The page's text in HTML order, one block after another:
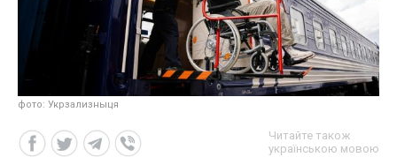
фото: Укрзализныця
Читайте також
українською мовою